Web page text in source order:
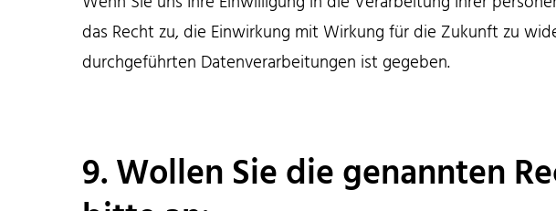
das Recht zu, die Einwirkung mit Wirkung für die Zukunft zu
durchgeführten Datenverarbeitungen ist gegeben.
9. Wollen Sie die genannten